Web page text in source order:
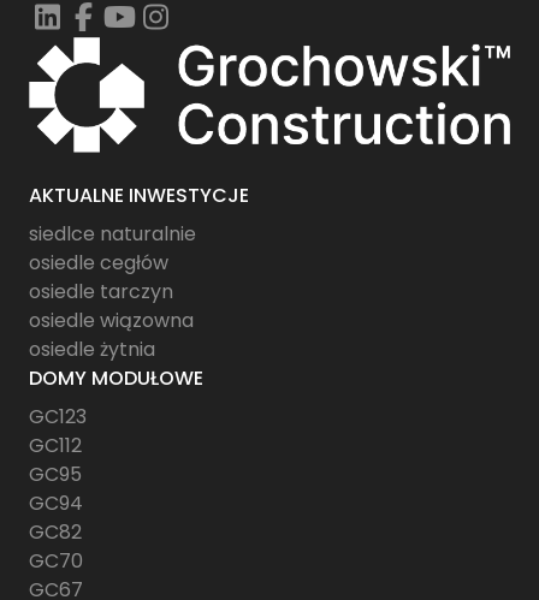
AKTUALNE INWESTYCJE
siedlce naturalnie
osiedle cegłów
osiedle tarczyn
osiedle wiązowna
osiedle żytnia
DOMY MODUŁOWE
GC123
GC112
GC95
GC94
GC82
GC70
GC67